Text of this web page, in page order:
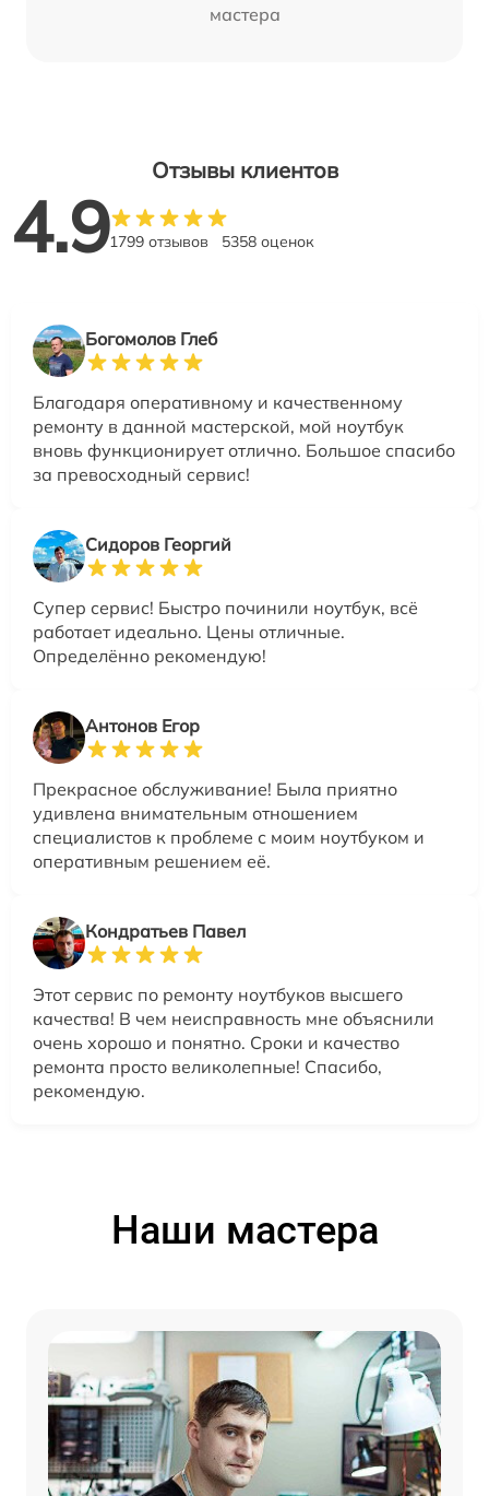
мастера
Отзывы клиентов
4.91799 отзывов 5358 оценок
Богомолов Глеб
Благодаря оперативному и качественному
ремонту в данной мастерской, мой ноутбук
вновь функционирует отлично. Большое спасибо
за превосходный сервис!
Сидоров Георгий
Супер сервис! Быстро починили ноутбук, всё
работает идеально. Цены отличные.
Определённо рекомендую!
Антонов Егор
Прекрасное обслуживание! Была приятно
удивлена внимательным отношением
специалистов к проблеме с моим ноутбуком и
оперативным решением её.
Кондратьев Павел
Этот сервис по ремонту ноутбуков высшего
качества! В чем неисправность мне объяснили
очень хорошо и понятно. Сроки и качество
ремонта просто великолепные! Спасибо,
рекомендую.
Наши мастера